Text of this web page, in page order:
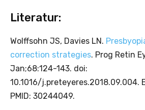
Literatur:
Wolffsohn JS, Davies LN.
correction strategies. Prog Retin
Jan;68:124-143. doi:
10.1016/j.preteyeres.2018.09.004.
PMID: 30244049.